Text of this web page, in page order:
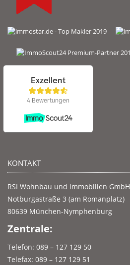
KONTAKT
RSI Wohnbau und Immobilien GmbH
Notburgastraße 3 (am Romanplatz)
80639 München-Nymphenburg
Zentrale:
Telefon: 089 – 127 129 50
Telefax: 089 – 127 129 51